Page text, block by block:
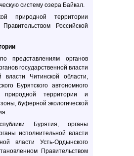
систему озера Байкал.
природной территории
Российской
представлениям органов
государственной власти
власти Читинской области,
Бурятского автономного
природной территории и
буферной экологической
Бурятия, органы
исполнительной власти
власти Усть-Ордынского
Правительством